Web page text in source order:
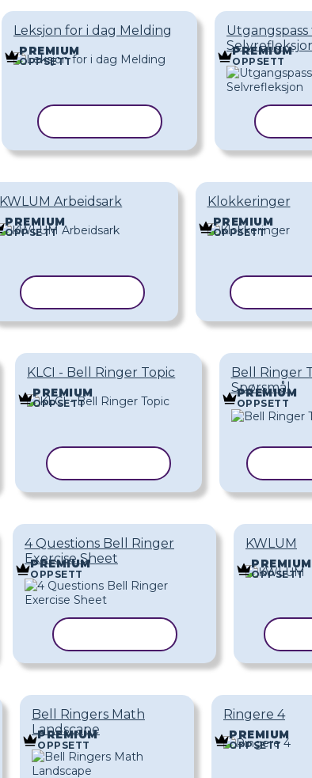
Leksjon for i dag Melding
PREMIUM
OPPSETT
Utgangspass
PREMIUM
OPPSETT
KWLUM Arbeidsark
PREMIUM
OPPSETT
Klokkeringer
PREMIUM
OPPSETT
KLCI - Bell Ringer Topic
PREMIUM
OPPSETT
Bell Ringer
Spørsmål
PREMIUM
OPPSETT
4 Questions Bell Ringer
Exercise Sheet
PREMIUM
OPPSETT
KWLUM
PREMIUM
OPPSETT
Bell Ringers Math
Landscape
PREMIUM
OPPSETT
Ringere 4
PREMIUM
OPPSETT